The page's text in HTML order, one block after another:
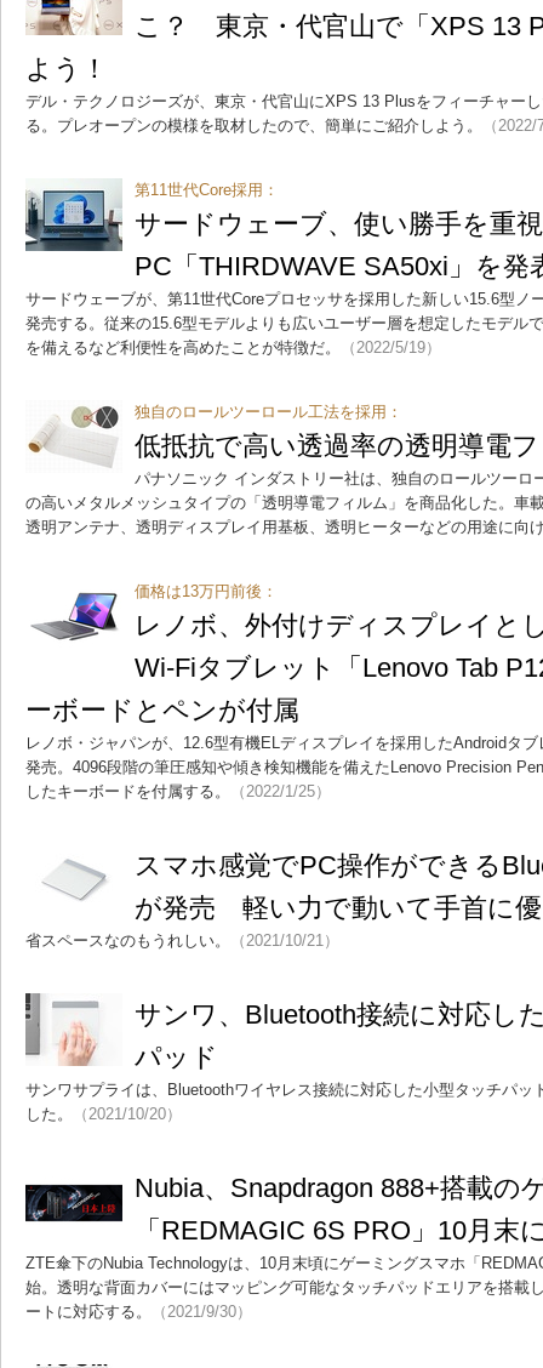
こ？ 東京・代官山で「XPS 13
よう！
デル・テクノロジーズが、東京・代官山にXPS 13 Plusをフィーチャー
る。プレオープンの模様を取材したので、簡単にご紹介しよう。
（
第11世代Core採用：
サードウェーブ、使い勝手を重
PC「THIRDWAVE SA50xi」を発
サードウェーブが、第11世代Coreプロセッサを採用した新しい15.6型ノ
発売する。従来の15.6型モデルよりも広いユーザー層を想定したモデル
を備えるなど利便性を高めたことが特徴だ。
（2022/5/19）
独自のロールツーロール工法を採用：
低抵抗で高い透過率の透明導電
パナソニック インダストリー社は、独自のロールツーロ
の高いメタルメッシュタイプの「透明導電フィルム」を商品化した。車
透明アンテナ、透明ディスプレイ用基板、透明ヒーターなどの用途に向
価格は13万円前後：
レノボ、外付けディスプレイと
Wi-Fiタブレット「Lenovo Tab
ーボードとペンが付属
レノボ・ジャパンが、12.6型有機ELディスプレイを採用したAndroidタ
発売。4096段階の筆圧感知や傾き検知機能を備えたLenovo Precision
したキーボードを付属する。
（2022/1/25）
スマホ感覚でPC操作ができる
が発売 軽い力で動いて手首に
省スペースなのもうれしい。 （2021/10/21）
サンワ、Bluetooth接続に対応し
パッド
サンワサプライは、Bluetoothワイヤレス接続に対応した小型タッチパッ
した。
（2021/10/20）
Nubia、Snapdragon 888+搭載の
「REDMAGIC 6S PRO」10月末
ZTE傘下のNubia Technologyは、10月末頃にゲーミングスマホ「
始。透明な背面カバーにはマッピング可能なタッチパッドエリアを搭載
ートに対応する。
（2021/9/30）